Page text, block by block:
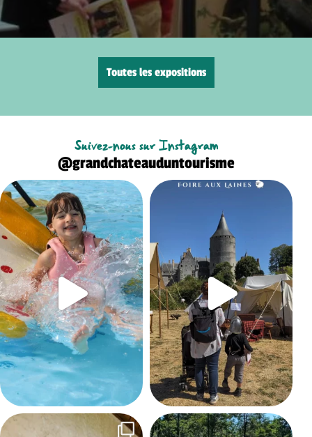
Toutes les expositions
Suivez-nous sur Instagram
@grandchateauduntourisme